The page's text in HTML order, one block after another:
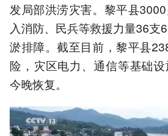
发局部洪涝灾害。黎平县
入消防、民兵等救援力量36支
淤排障。截至目前，黎平县
险，灾区电力、通信等基础
今晚恢复。